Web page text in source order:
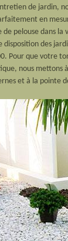
de jardin,
en
pelouse dans la
disposition des
Pour que votre
nous mettons
et à la pointe